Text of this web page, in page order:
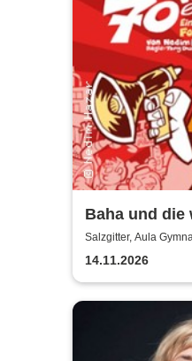
Baha und die
Aula
Fredenberg
Salzgitter, Aula
14.11.2026